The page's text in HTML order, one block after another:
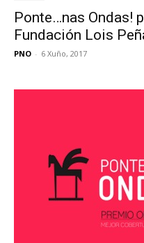
Ponte…nas Ondas!
Fundación Lois
PNO - 6 Xuño, 2017